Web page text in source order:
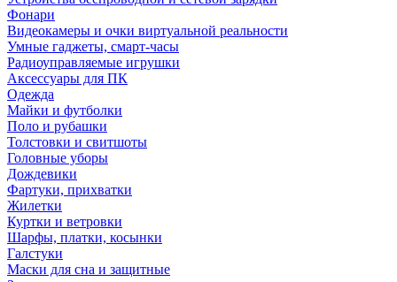
Фонари
Видеокамеры и очки виртуальной реальности
Умные гаджеты, смарт-часы
Радиоуправляемые игрушки
Аксессуары для ПК
Одежда
Майки и футболки
Поло и рубашки
Толстовки и свитшоты
Головные уборы
Дождевики
Фартуки, прихватки
Жилетки
Куртки и ветровки
Шарфы, платки, косынки
Галстуки
Маски для сна и защитные